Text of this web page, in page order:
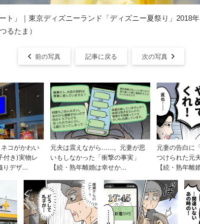
ト」｜東京ディズニーランド「ディズニー夏祭り」2018年
るたま）
前の写真 記事に戻る 次の写真